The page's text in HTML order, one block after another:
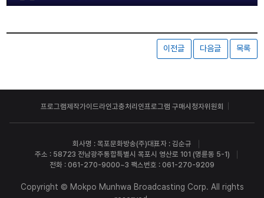
Play Mute Settings
이전글 다음글 목록
프로그램제작가이드라인 고충처리인 프로그램 구매시청자위원회
회사명 : 목포문화방송(주)대표자 : 김순규
주소 : 58723 전남광주통합특별시 목포시 영산로 101 (명륜동 5-1)
전화 : 061-270-9000~3 팩스번호 : 061-270-9209
Copyright © Mokpo Munhwa Broadcasting Corp. All rights